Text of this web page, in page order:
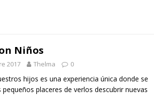
Niños
2017 Thelma 0
hijos es una experiencia única donde se
placeres de verlos descubrir nuevas